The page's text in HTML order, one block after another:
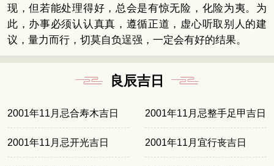
现，但若能处理得好，总会是有惊无险，化险为夷。为
此，办事必须认认真真，遵循正道，虚心听取别人的建
议，量力而行，切莫自负逞强，一定会有好的结果。
良辰吉日
2001年11月忌合寿木吉日 2001年11月忌整手足甲吉日
2001年11月忌开光吉日 2001年11月宜行丧吉日